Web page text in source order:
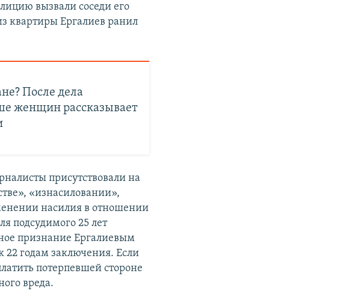
вызвали соседи его
квартиры Ергалиев ранил
После дела
женщин рассказывает
присутствовали на
«изнасиловании»,
насилия в отношении
подсудимого 25 лет
признание Ергалиевым
22 годам заключения. Если
потерпевшей стороне
вреда.